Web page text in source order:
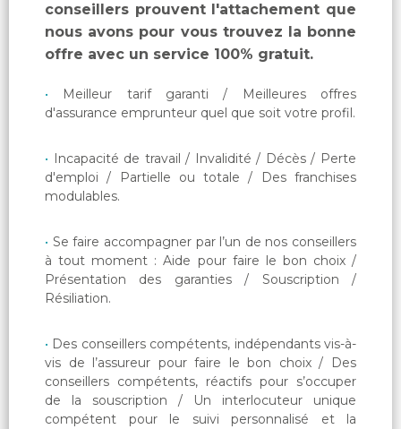
conseillers prouvent l'attachement que
nous avons pour vous trouvez la bonne
offre avec un service 100% gratuit.
Meilleur tarif garanti / Meilleures offres
d'assurance emprunteur quel que soit votre profil.
Incapacité de travail / Invalidité / Décès / Perte
d'emploi / Partielle ou totale / Des franchises
modulables.
Se faire accompagner par l’un de nos conseillers
à tout moment : Aide pour faire le bon choix /
Présentation des garanties / Souscription /
Résiliation.
Des conseillers compétents, indépendants vis-à-
vis de l’assureur pour faire le bon choix / Des
conseillers compétents, réactifs pour s’occuper
de la souscription / Un interlocuteur unique
compétent pour le suivi personnalisé et la